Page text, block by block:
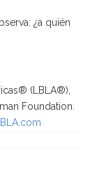
¿a quién
(LBLA®),
Foundation.